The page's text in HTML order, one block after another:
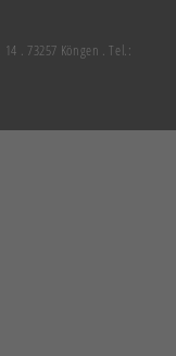
. 73257 Köngen . Tel.: